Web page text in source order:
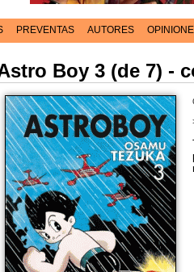
PREVENTAS AUTORES
Boy 3 (de 7) -